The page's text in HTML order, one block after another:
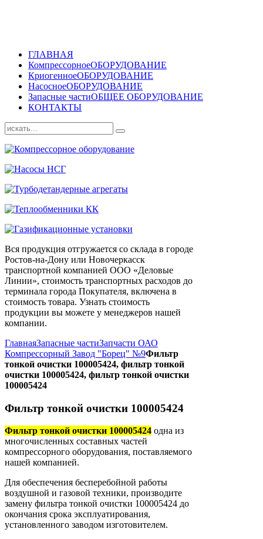
ГЛАВНАЯ
КомпрессорноеОБОРУДОВАНИЕ
КриогенноеОБОРУДОВАНИЕ
НасосноеОБОРУДОВАНИЕ
Запасные частиОБЩЕЕ ОБОРУДОВАНИЕ
КОНТАКТЫ
Вся продукция отгружается со склада в городе
Ростов-на-Дону или Новочеркасск
транспортной компанией ООО «Деловые
Линии», стоимость транспортных расходов до
терминала города Покупателя, включена в
стоимость товара. Узнать стоимость
продукции вы можете у менеджеров нашей
компании.
ГлавнаяЗапасные частиЗапчасти ОАО
Компрессорный Завод "Борец" №9Фильтр
тонкой очистки 100005424, фильтр тонкой
очистки 100005424, фильтр тонкой очистки
100005424
Фильтр тонкой очистки 100005424
Фильтр тонкой очистки 100005424 одна из
многочисленных составных частей
компрессорного оборудования, поставляемого
нашей компанией.
Для обеспечения бесперебойной работы
воздушной и газовой техники, производите
замену фильтра тонкой очистки 100005424 до
окончания срока эксплуатирования,
установленного заводом изготовителем.